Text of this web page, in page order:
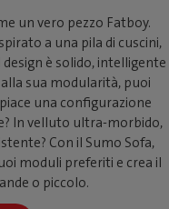
un vero pezzo Fatboy.
a una pila di cuscini,
è solido, intelligente
sua modularità, puoi
una configurazione
In velluto ultra-morbido,
Con il Sumo Sofa,
moduli preferiti e crea il
o piccolo.